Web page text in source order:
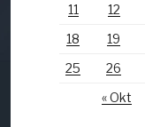
11
12
18
19
25
26
« Okt